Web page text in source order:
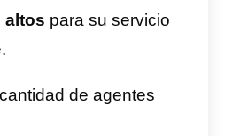
nos aparecerá una